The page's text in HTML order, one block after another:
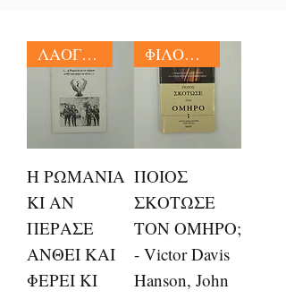
ΛΑΟΓΡΑΦΙΑ
Η ΡΩΜΑΝΙΑ
ΚΙ ΑΝ
ΠΕΡΑΣΕ
ΑΝΘΕΙ ΚΑΙ
ΦΕΡΕΙ ΚΙ
ΦΙΛΟΛΟΓΙΑ
ΠΟΙΟΣ
ΣΚΟΤΩΣΕ
ΤΟΝ ΟΜΗΡΟ;
- Victor Davis
Hanson, John